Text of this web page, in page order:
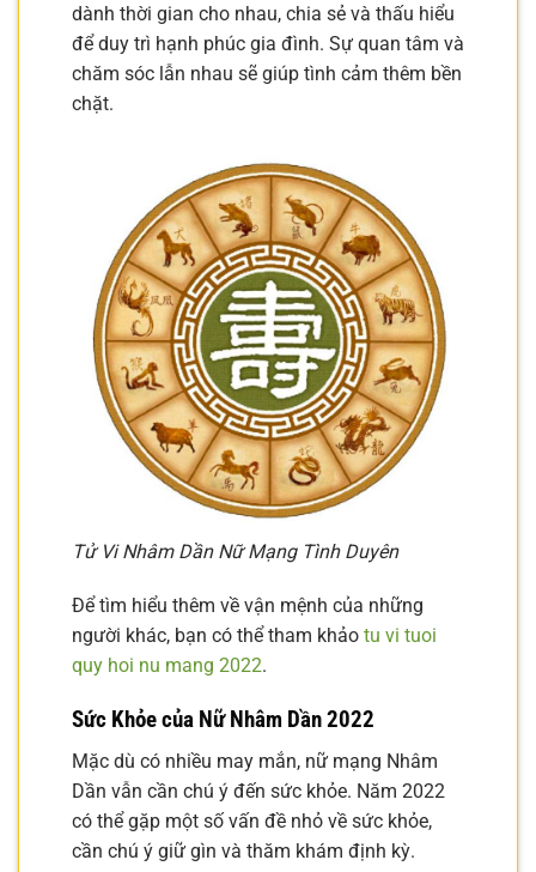
dành thời gian cho nhau, chia sẻ và thấu hiểu
để duy trì hạnh phúc gia đình. Sự quan tâm và
chăm sóc lẫn nhau sẽ giúp tình cảm thêm bền
chặt.
Tử Vi Nhâm Dần Nữ Mạng Tình Duyên
Để tìm hiểu thêm về vận mệnh của những
người khác, bạn có thể tham khảo tu vi tuoi
quy hoi nu mang 2022.
Sức Khỏe của Nữ Nhâm Dần 2022
Mặc dù có nhiều may mắn, nữ mạng Nhâm
Dần vẫn cần chú ý đến sức khỏe. Năm 2022
có thể gặp một số vấn đề nhỏ về sức khỏe,
cần chú ý giữ gìn và thăm khám định kỳ.